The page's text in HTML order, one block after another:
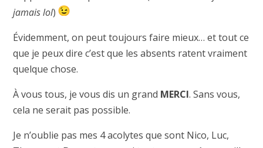
jamais lol)
Évidemment, on peut toujours faire mieux… et tout ce
que je peux dire c’est que les absents ratent vraiment
quelque chose.
À vous tous, je vous dis un grand MERCI. Sans vous,
cela ne serait pas possible.
Je n’oublie pas mes 4 acolytes que sont Nico, Luc,